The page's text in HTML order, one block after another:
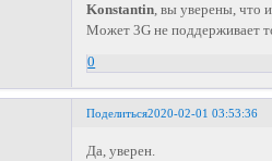
Konstantin, вы уверены, что
Может 3G не поддерживает
0
Поделиться2020-02-01 03:53:36
Да, уверен.